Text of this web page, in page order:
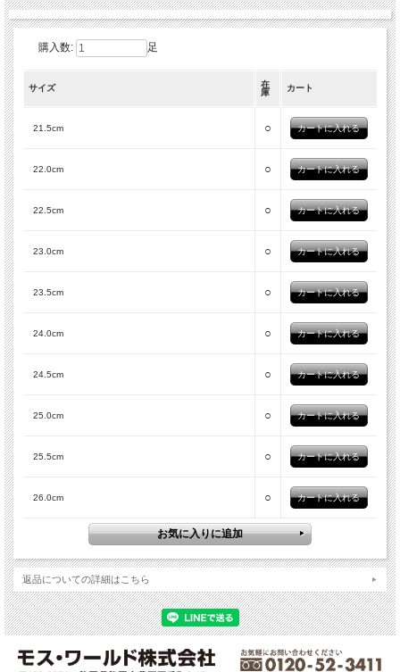
購入数: 足
サイズ
在
庫
カート
21.5cm ○
22.0cm ○
22.5cm ○
23.0cm ○
23.5cm ○
24.0cm ○
24.5cm ○
25.0cm ○
25.5cm ○
26.0cm ○
返品についての詳細はこちら